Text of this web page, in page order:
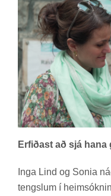
Erfiðast að sjá hana
Inga Lind og Sonia
tengsl­um í